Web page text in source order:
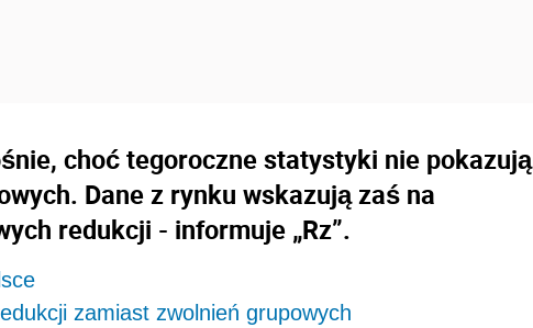
choć tegoroczne statystyki nie pokazują
Dane z rynku wskazują zaś na
redukcji - informuje „Rz”.
zamiast zwolnień grupowych